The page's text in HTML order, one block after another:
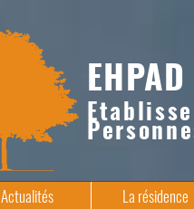
Actualités La résidence